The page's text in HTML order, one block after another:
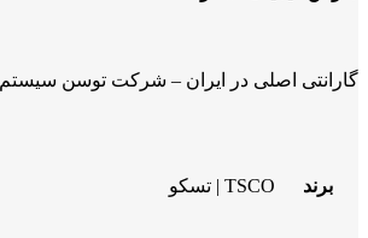
گارانتی اصلی در ایران – شرکت توسن سیستم
برند TSCO | تسکو